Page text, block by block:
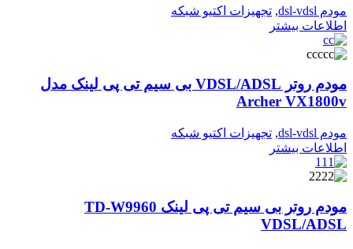
مودم dsl-vdsl , تجهیزات اکتیو شبکه
اطلاعات بیشتر
مودم روتر VDSL/ADSL بی سیم تی پی لینک مدل
Archer VX1800v
مودم dsl-vdsl , تجهیزات اکتیو شبکه
اطلاعات بیشتر
مودم روتر بی سیم تی پی لینک TD-W9960
VDSL/ADSL